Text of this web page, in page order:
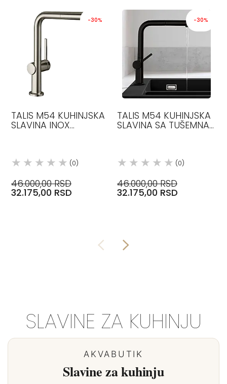
SLAVINE ZA KUHINJU
AKVABUTIK
Slavine za kuhinju
-30%
TALIS M54 KUHINJSKA
SLAVINA INOX
(0)
46.000,00 RSD
32.175,00 RSD
-30%
TALIS M54 KUHINJSKA
SLAVINA SA TUŠEMNA
(0)
46.000,00 RSD
32.175,00 RSD